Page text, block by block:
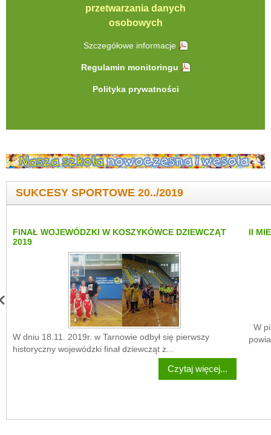
przetwarzania danych
osobowych
Szczegółowe informacje
Regulamin monitoringu
Polityka prywatności
SUKCESY SPORTOWE 20../2019
FINAŁ WOJEWÓDZKI W KOSZYKÓWCE DZIEWCZĄT
2019
W dniu 18.11. 2019r. w Tarnowie odbył się pierwszy
historyczny wojewódzki finał dziewcząt z...
Czytaj więcej...
II
W